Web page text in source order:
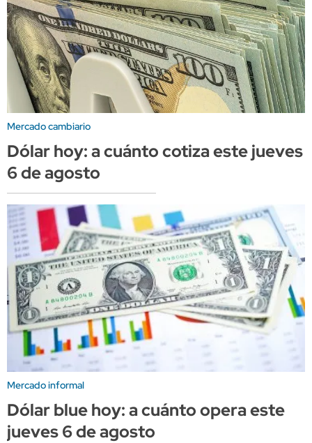
Mercado cambiario
Dólar hoy: a cuánto cotiza este jueves
6 de agosto
Mercado informal
Dólar blue hoy: a cuánto opera este
jueves 6 de agosto